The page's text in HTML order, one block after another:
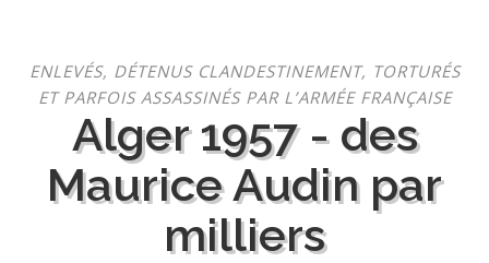
contenu
ENLEVÉS, DÉTENUS CLANDESTINEMENT, TORTURÉS
ET PARFOIS ASSASSINÉS PAR L’ARMÉE FRANÇAISE
Alger 1957 - des
Maurice Audin par
milliers